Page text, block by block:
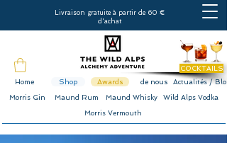
Livraison gratuite à partir de 60 €
d'achat
COCKTAILS
Home
Morris Gin
Shop Awards de nous
Actualités / Blog
Maund Rum
Maund Whisky
Wild Alps Vodka
Morris Vermouth